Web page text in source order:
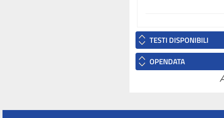
TESTI DISPONIBILI
OPENDATA